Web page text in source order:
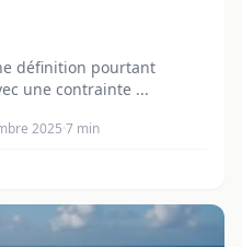
définition pourtant
une contrainte ...
2025·7 min